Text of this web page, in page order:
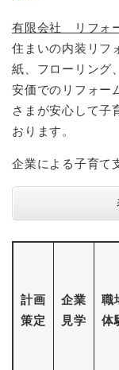
有限会社 リフォ
住まいの内装リフ
紙、フローリング
安価でのリフォー
さまが安心して子
おります。
企業による子育て
計画
策定
企業
見学
職
体